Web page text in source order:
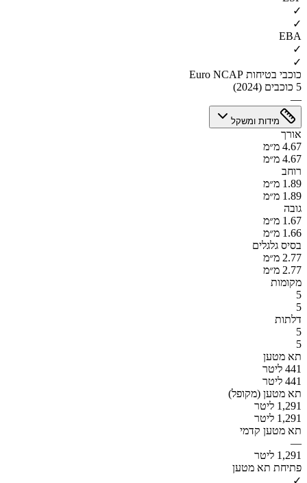
✓
✓
EBA
✓
✓
כוכבי בטיחות Euro NCAP
5 כוכבים (2024)
—
מידות ומשקל
אורך
4.67 מ״מ
4.67 מ״מ
רוחב
1.89 מ״מ
1.89 מ״מ
גובה
1.67 מ״מ
1.66 מ״מ
בסיס גלגלים
2.77 מ״מ
2.77 מ״מ
מקומות
5
5
דלתות
5
5
תא מטען
441 ליטר
441 ליטר
תא מטען (מקופל)
1,291 ליטר
1,291 ליטר
תא מטען קדמי
—
1,291 ליטר
פתיחת תא מטען
✓